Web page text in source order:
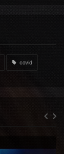
covid